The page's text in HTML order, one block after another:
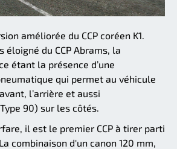
améliorée du CCP coréen K1.
éloigné du CCP Abrams, la
étant la présence d’une
qui permet au véhicule
l’arrière et aussi
90) sur les côtés.
il est le premier CCP à tirer parti
combinaison d'un canon 120 mm,